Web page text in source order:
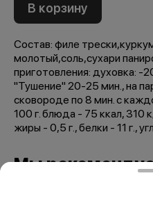
В корзину
Состав: филе
молотый,соль,сухари
приготовления: духовка: -
"Тушение" 20-25 мин., на
сковороде по 8 мин. с
100 г. блюда - 75 ккал, 310
жиры - 0,5 г., белки - 11 г.,
Мы